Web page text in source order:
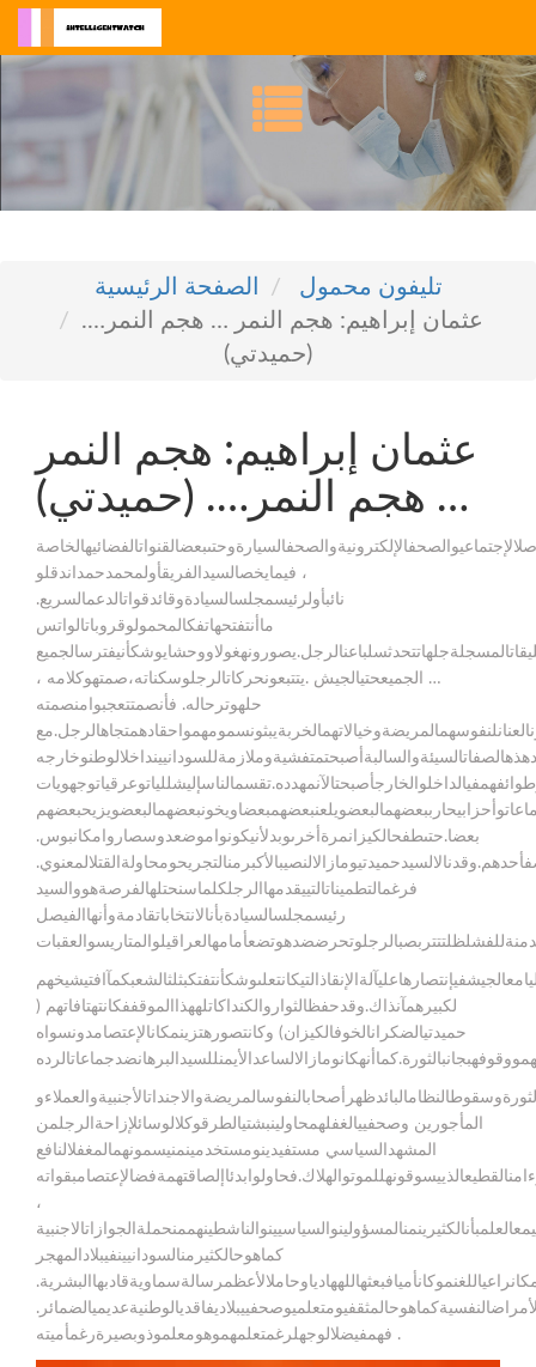
الصفحة الرئيسية
تليفون محمول
عثمان إبراهيم: هجم النمر … هجم النمر….
(حميدتي)
عثمان إبراهيم: هجم النمر
… هجم النمر…. (حميدتي)
، فيمايخصالسيدالفريقأولمحمدحمداندقلو
نائبأولرئيسمجلسالسيادةوقائدقواتالدعمالسريع.
ماأنتفتحهاتفكالمحمولوقروباتالواتس
… الجميعحتيالجيش .يتتبعونحركاتالرجلوسكناته،صمتهوكلامه ،
حلهوترحاله. فأنصمتتعجبوامنصمته
بعضا.حتىطفحالكيزانمرةأخرىوبدلأنيكونواموضعدوسصاروامكانبوس.
فرغمالتطميناتالتييقدمهاالرجلكلماسنحتلهالفرصةهووالسيد
رئيسمجلسالسيادةبأنالانتخاباتقادمةوأنهاالفيصل
لكبيرهمآنذاك.وقدحفظالثواروالكنداكاتلههذاالموقففكانتهتافاتهم (
حميدتيالضكرانالخوفالكيزان) وكانتصورهتزينمكانالإعتصامدونسواه
المأجورين وصحفييالغفلهمحاولينبشتيالطرقوكلالوسائلإزاحةالرجلمن
المشهدالسياسي مستفيدينومستخدمينمنيسمونهمالمغفلالنافع
،
كماهوحالكثيرمنالسودانيينفيبلادالمهجر
فهمفيضلالوجهلرغمتعلمهموهومعلموذوبصيرةرغمأميته .